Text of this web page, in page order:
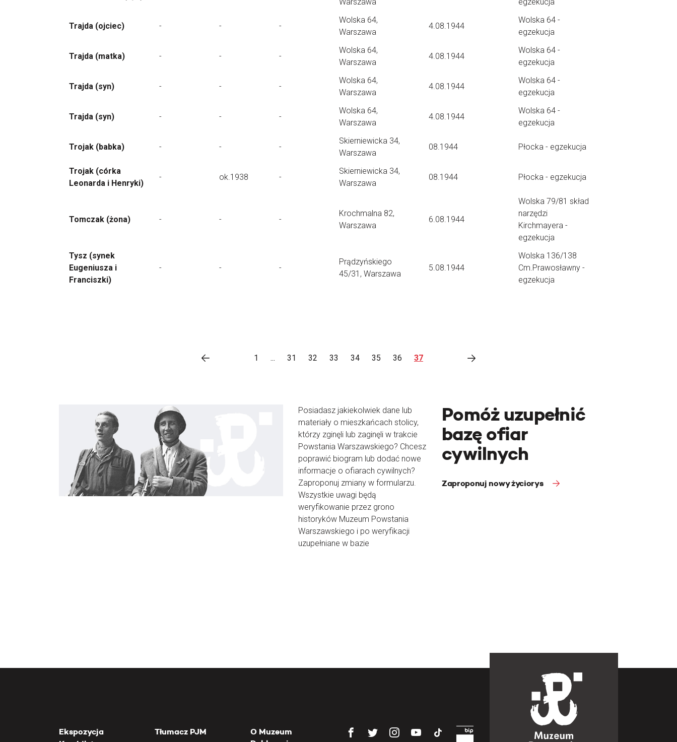
Trajda (ojciec) - - -
Wolska 64,
Warszawa
4.08.1944
Wolska 64 -
egzekucja
Trajda (matka) - - -
Wolska 64,
Warszawa
4.08.1944
Wolska 64 -
egzekucja
Trajda (syn) - - -
Wolska 64,
Warszawa
4.08.1944
Wolska 64 -
egzekucja
Trajda (syn) - - -
Wolska 64,
Warszawa
4.08.1944
Wolska 64 -
egzekucja
Trojak (babka) - - -
Skierniewicka 34,
Warszawa
08.1944 Płocka - egzekucja
Trojak (córka
Leonarda i Henryki)
- ok.1938 -
Skierniewicka 34,
Warszawa
08.1944 Płocka - egzekucja
Tomczak (żona) - - -
Krochmalna 82,
Warszawa
6.08.1944
Wolska 79/81 skład
narzędzi
Kirchmayera -
egzekucja
Tysz (synek
Eugeniusza i
Franciszki)
- - -
Prądzyńskiego
45/31, Warszawa
5.08.1944
Wolska 136/138
Cm.Prawosławny -
egzekucja
1 ... 31 32 33 34 35 36 37
Posiadasz jakiekolwiek dane lub
materiały o mieszkańcach stolicy,
którzy zginęli lub zaginęli w trakcie
Powstania Warszawskiego? Chcesz
poprawić biogram lub dodać nowe
informacje o ofiarach cywilnych?
Zaproponuj zmiany w formularzu.
Wszystkie uwagi będą
weryfikowanie przez grono
historyków Muzeum Powstania
Warszawskiego i po weryfikacji
uzupełniane w bazie
Pomóż uzupełnić
bazę ofiar
cywilnych
Zaproponuj nowy życiorys
Ekspozycja
Tłumacz PJM
O Muzeum